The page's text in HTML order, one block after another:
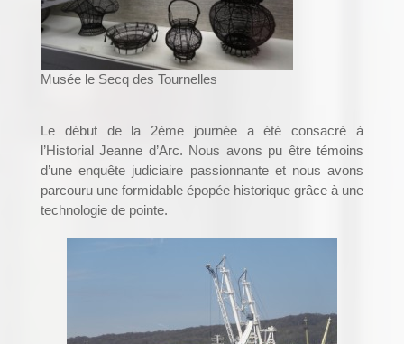
Musée le Secq des Tournelles
Le début de la 2ème journée a été consacré à
l’Historial Jeanne d’Arc. Nous avons pu être témoins
d’une enquête judiciaire passionnante et nous avons
parcouru une formidable épopée historique grâce à une
technologie de pointe.